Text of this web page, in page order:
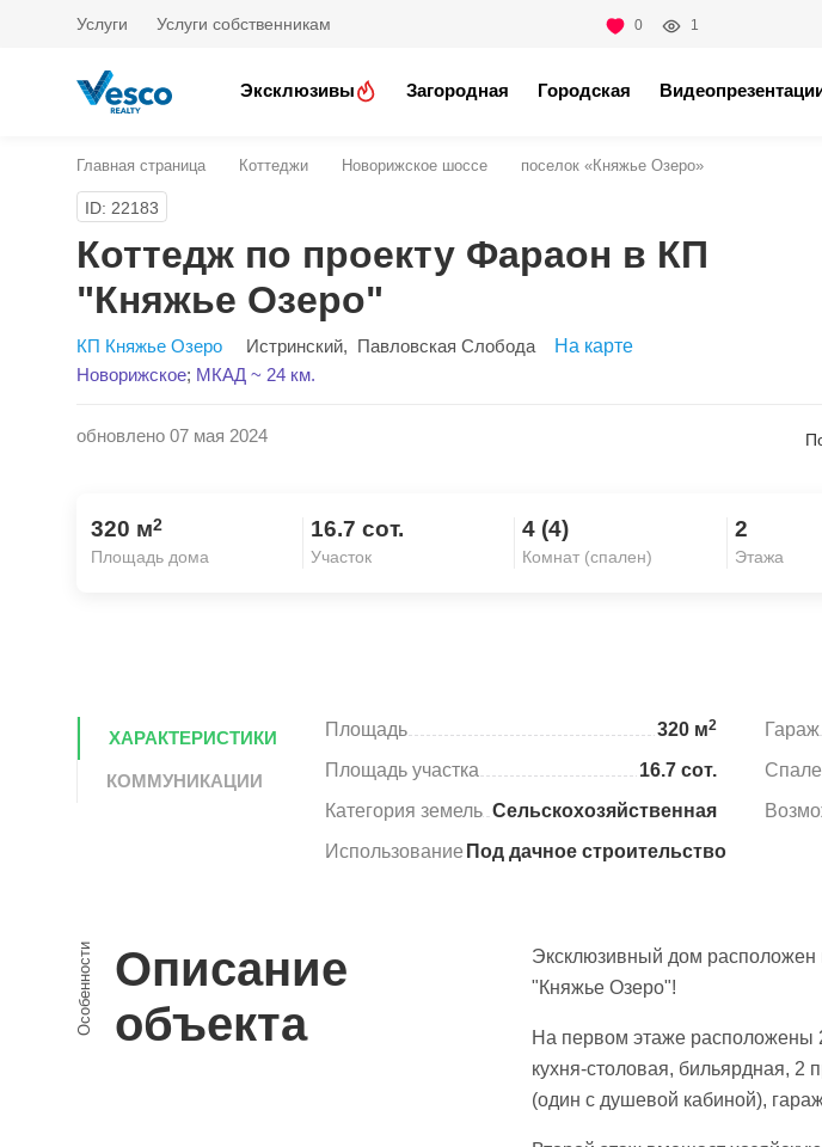
Услуги Услуги собственникам 0 1
Эксклюзивы Загородная Городская
Главная страница Коттеджи Новорижское шоссе поселок «Княжье Озеро»
ID: 22183
Коттедж по проекту Фараон в КП
"Княжье Озеро"
КП Княжье Озеро Истринский, Павловская Слобода
На карте
Новорижское; МКАД ~ 24 км.
обновлено 07 мая 2024
320 м2
Площадь дома
16.7 сот.
Участок
4 (4)
Комнат (спален)
2
Этажа
ХАРАКТЕРИСТИКИ
КОММУНИКАЦИИ
Площадь 320 м2
Площадь участка
16.7 сот.
Категория земель Сельскохозяйственная
Использование Под дачное строительство
Гараж
Особенности Описание
объекта
Эксклюзивный дом расположен
"Княжье Озеро"!
На первом этаже расположены
кухня-столовая, бильярдная, 2
(один с душевой кабиной),